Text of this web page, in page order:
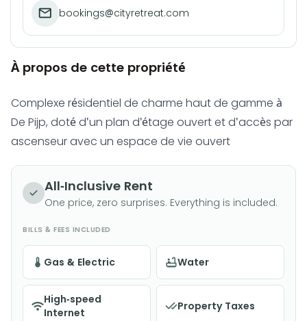
bookings@cityretreat.com
À propos de cette propriété
Complexe résidentiel de charme haut de gamme à
De Pijp, doté d'un plan d'étage ouvert et d'accès par
ascenseur avec un espace de vie ouvert
All-Inclusive Rent
One price, zero surprises. Everything is included.
BILLS & FEES INCLUDED
Gas & Electric Water
High-speed
Internet
Property Taxes